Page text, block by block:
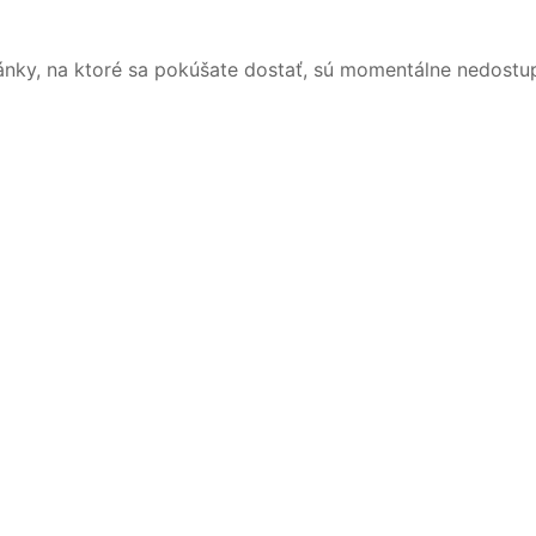
na ktoré sa pokúšate dostať, sú momentálne